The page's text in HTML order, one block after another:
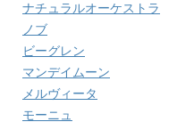
ナチュラルオーケストラ
ノブ
ビーグレン
マンデイムーン
メルヴィータ
モーニュ